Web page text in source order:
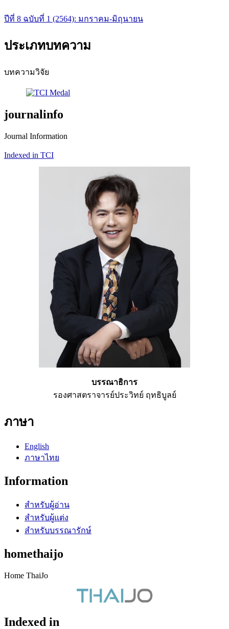
ปีที่ 8 ฉบับที่ 1 (2564): มกราคม-มิถุนายน
ประเภทบทความ
บทความวิจัย
journalinfo
Journal Information
Indexed in TCI
บรรณาธิการ
รองศาสตราจารย์ประวิทย์ ฤทธิบูลย์
ภาษา
English
ภาษาไทย
Information
สำหรับผู้อ่าน
สำหรับผู้แต่ง
สำหรับบรรณารักษ์
homethaijo
Home ThaiJo
Indexed in